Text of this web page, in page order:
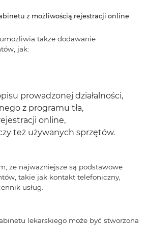
z możliwością rejestracji online
także dodawanie
jak:
prowadzonej działalności,
z programu tła,
online,
też używanych sprzętów.
że najważniejsze są podstawowe
takie jak kontakt telefoniczny,
usług.
lekarskiego może być stworzona